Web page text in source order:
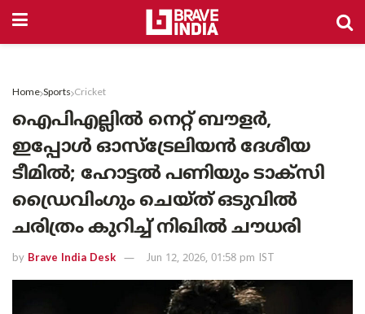
Home Sports Cricket
ഐപിഎല്ലിൽ നെറ്റ് ബൗളർ,
ഇപ്പോൾ ഓസ്‌ട്രേലിയൻ ദേശീയ
ടീമിൽ; ഹോട്ടൽ പണിയും ടാക്സി
ഡ്രൈവിംഗും ചെയ്ത് ഒടുവിൽ
ചരിത്രം കുറിച്ച് നിഖിൽ ചൗധരി
by Brave India Desk Jun 12, 2026, 01:58 pm IST